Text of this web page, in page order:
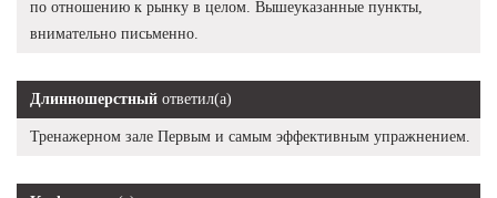
по отношению к рынку в целом. Вышеуказанные пункты,
внимательно письменно.
Длинношерстный ответил(а)
Тренажерном зале Первым и самым эффективным упражнением.